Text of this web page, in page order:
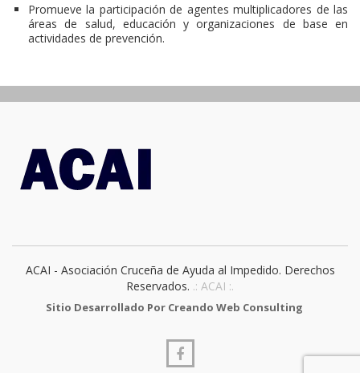
Promueve la participación de agentes multiplicadores de las
áreas de salud, educación y organizaciones de base en
actividades de prevención.
ACAI - Asociación Cruceña de Ayuda al Impedido. Derechos
Reservados. .: ACAI :.
Sitio Desarrollado Por Creando Web Consulting